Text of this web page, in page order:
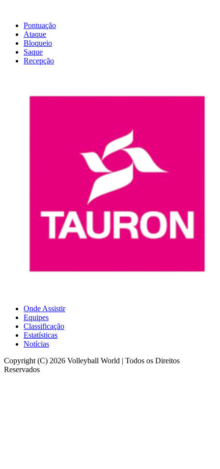
Pontuação
Ataque
Bloqueio
Saque
Recepção
Onde Assistir
Equipes
Classificação
Estatísticas
Notícias
Copyright (C) 2026 Volleyball World | Todos os Direitos
Reservados